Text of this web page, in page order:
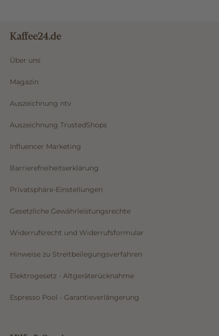
Kaffee24.de
Über uns
Magazin
Auszeichnung ntv
Auszeichnung TrustedShops
Influencer Marketing
Barrierefreiheitserklärung
Privatsphäre-Einstellungen
Gesetzliche Gewährleistungsrechte
Widerrufsrecht und Widerrufsformular
Hinweise zu Streitbeilegungsverfahren
Elektrogesetz - Altgeräterücknahme
Espresso Pool - Garantieverlängerung